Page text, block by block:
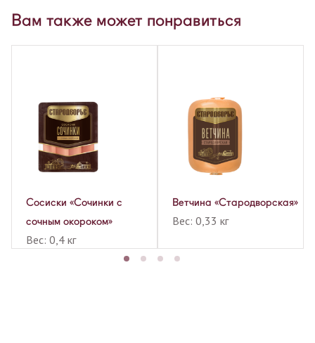
Вам также может понравиться
Сосиски «Сочинки с
сочным окороком»
Вес: 0,4 кг
Ветчина «Стародворская»
Вес: 0,33 кг